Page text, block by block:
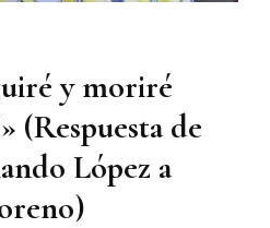
y moriré
(Respuesta de
López a